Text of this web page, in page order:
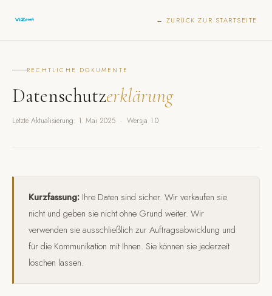
← ZURÜCK ZUR STARTSEITE
RECHTLICHE DOKUMENTE
Datenschutzerklärung
Letzte Aktualisierung: 1. Mai 2025 · Wersja 1.0
Kurzfassung: Ihre Daten sind sicher. Wir verkaufen sie
nicht und geben sie nicht ohne Grund weiter. Wir
verwenden sie ausschließlich zur Auftragsabwicklung und
für die Kommunikation mit Ihnen. Sie können sie jederzeit
löschen lassen.